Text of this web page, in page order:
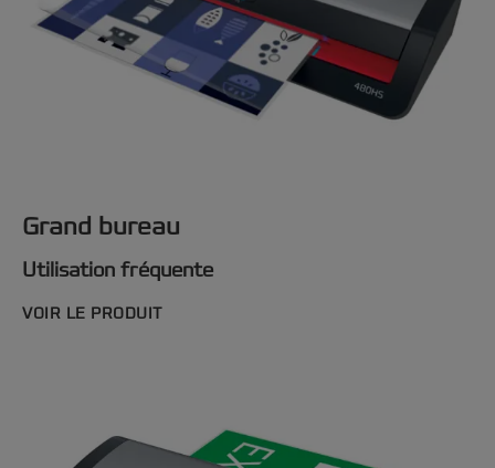
Grand bureau
Utilisation fréquente
VOIR LE PRODUIT